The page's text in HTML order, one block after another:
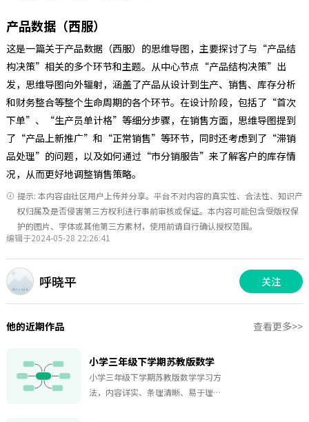
产品数据（西服）
这是一篇关于产品数据（西服）的思维导图，主要探讨了与“产品结
构决策”相关的多个环节和主题。从中心节点“产品结构决策”出
发，思维导图向外辐射，涵盖了产品从设计到生产、销售、库存分析
和财务整合等整个生命周期的各个环节。在设计阶段，包括了“首次
下单”、“生产员单计格”等细分步骤，在销售方面，思维导图提到
了“产品上新推广”和“正常销售”等环节，同时还考虑到了“滞销
品处理”的问题，以及如何通过“市分销服告”来了解客户的库存情
况，从而更好地调整销售策略。
提示: 本内容由社区用户上传并分享。平台不对内容的真实性、合法性、知识产
权归属及是否侵害第三方权利进行事前审核或保证。本内容可能包含受版权保
护的图片、字体或其他第三方素材，使用前请自行确认授权范围。
编辑于2024-05-28 22:26:41
呼晓平 关注
他的近期作品 查看更多>>
小学三年级下学期苏教版数学
小学三年级下学期苏教版数学学习方
法，内容详实、条理清晰、易于理